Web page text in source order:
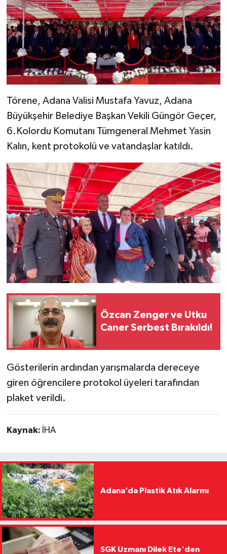
Törene, Adana Valisi Mustafa Yavuz, Adana
Büyükşehir Belediye Başkan Vekili Güngör Geçer,
6.Kolordu Komutanı Tümgeneral Mehmet Yasin
Kalın, kent protokolü ve vatandaşlar katıldı.
Özcan Zenger ve Utku
Caner Serbest Bırakıldı!
Gösterilerin ardından yarışmalarda dereceye
giren öğrencilere protokol üyeleri tarafından
plaket verildi.
Kaynak: İHA
Adana’da Plastik Atık Alarmı
SGK Uzmanı Dilek Ete'den